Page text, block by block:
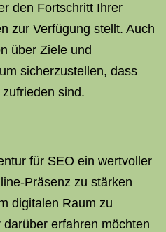
den Fortschritt Ihrer
zur Verfügung stellt. Auch
über Ziele und
sicherzustellen, dass
sind.
für SEO ein wertvoller
Präsenz zu stärken
digitalen Raum zu
erfahren möchten